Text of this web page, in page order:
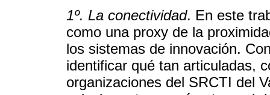
1º. La conectividad. En este
como una proxy de la
los sistemas de innovación.
identificar qué tan articuladas,
organizaciones del SRCTI del